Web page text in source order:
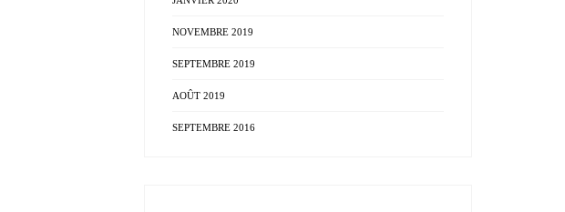
NOVEMBRE 2019
SEPTEMBRE 2019
AOÛT 2019
SEPTEMBRE 2016